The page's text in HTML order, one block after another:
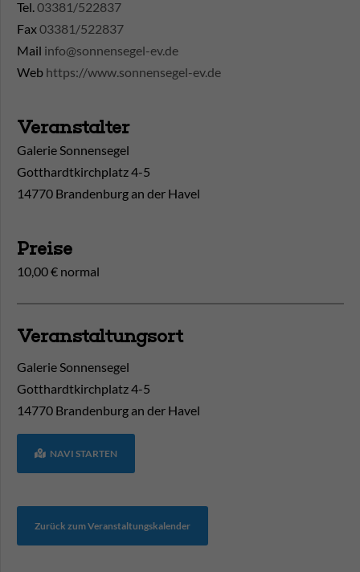
Tel.03381/522837
Fax03381/522837
Mail info@sonnensegel-ev.de
Web https://www.sonnensegel-ev.de
Veranstalter
Galerie Sonnensegel
Gotthardtkirchplatz 4-5
14770 Brandenburg an der Havel
Preise
10,00 € normal
Veranstaltungsort
Galerie Sonnensegel
Gotthardtkirchplatz 4-5
14770 Brandenburg an der Havel
NAVI STARTEN
Zurück zum Veranstaltungskalender